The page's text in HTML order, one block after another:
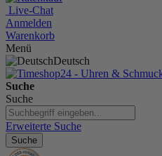
Live-Chat
Anmelden
Warenkorb
Menü
Deutsch
Suche
Suche
Erweiterte Suche
Suche